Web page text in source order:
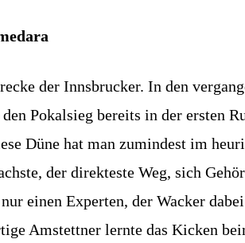
der Innsbrucker. In den
Pokalsieg bereits in der ersten
Düne hat man zumindest im
der direkteste Weg, sich
einen Experten, der Wacker
Amstettner lernte das Kicken